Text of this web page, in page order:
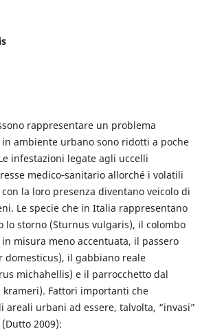
rappresentare un problema
ambiente urbano sono ridotti a poche
infestazioni legate agli uccelli
medico‑sanitario allorché i volatili
la loro presenza diventano veicolo di
Le specie che in Italia rappresentano
lo storno (Sturnus vulgaris), il colombo
misura meno accentuata, il passero
domesticus), il gabbiano reale
michahellis) e il parrocchetto dal
krameri). Fattori importanti che
areali urbani ad essere, talvolta, “invasi”
2009):